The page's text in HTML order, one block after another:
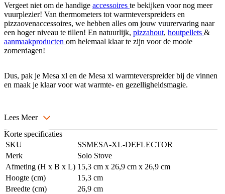
Vergeet niet om de handige accessoires te bekijken voor nog meer
vuurplezier! Van thermometers tot warmteverspreiders en
pizzaovenaccessoires, we hebben alles om jouw vuurervaring naar
een hoger niveau te tillen! En natuurlijk, pizzahout, houtpellets &
aanmaakproducten om helemaal klaar te zijn voor de mooie
zomerdagen!
Dus, pak je Mesa xl en de Mesa xl warmteverspreider bij de vinnen
en maak je klaar voor wat warmte- en gezelligheidsmagie.
Lees Meer
Korte specificaties
SKU
SSMESA-XL-DEFLECTOR
Merk
Solo Stove
Afmeting (H x B x L) 15,3 cm x 26,9 cm x 26,9 cm
Hoogte (cm)
15,3 cm
Breedte (cm)
26,9 cm